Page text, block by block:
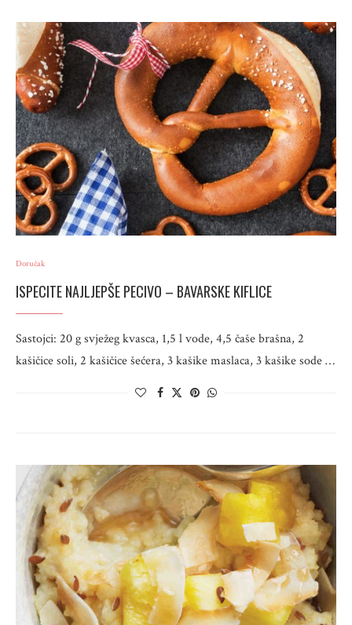
Doručak
ISPECITE NAJLJEPŠE PECIVO – BAVARSKE KIFLICE
Sastojci: 20 g svježeg kvasca, 1,5 l vode, 4,5 čaše brašna, 2
kašičice soli, 2 kašičice šećera, 3 kašike maslaca, 3 kašike sode …